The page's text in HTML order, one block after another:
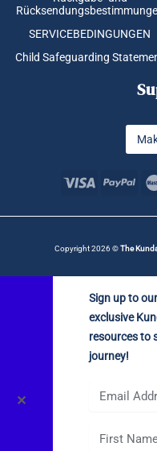
SERVICEBEDINGUNGEN
Child Safeguarding
Copyright 2026 ©The
✕
Sign up to
exclusive
resources to
journey!